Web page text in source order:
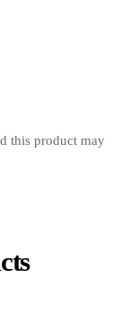
this product may